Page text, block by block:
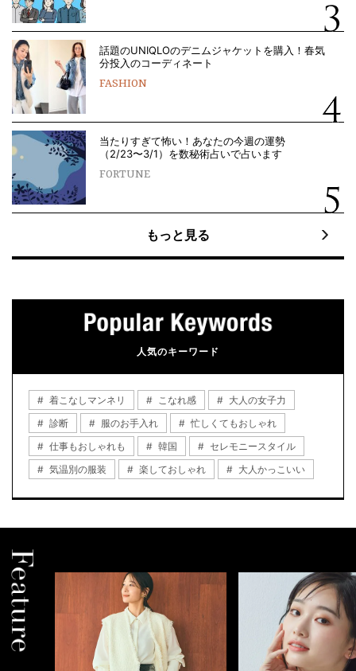
話題のUNIQLOのデニムジャケットを購入！春気
分投入のコーディネート
FASHION
当たりすぎて怖い！あなたの今週の運勢
（2/23〜3/1）を数秘術占いで占います
FORTUNE
もっと見る
人気のキーワード
着こなしマンネリ こなれ感
大人の女子力
診断
服のお手入れ
忙しくてもおしゃれ
仕事もおしゃれも
韓国
セレモニースタイル
気温別の服装
楽しておしゃれ 大人かっこいい